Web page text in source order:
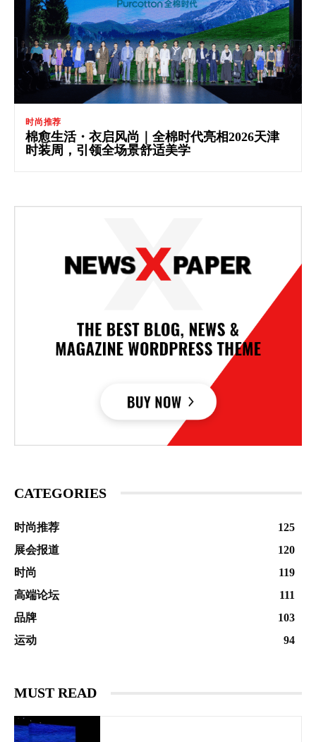
时尚推荐
棉愈生活・衣启风尚｜全棉时代亮相2026天津
时装周，引领全场景舒适美学
CATEGORIES
时尚推荐
125
展会报道
120
时尚
119
高端论坛
111
品牌
103
运动
94
MUST READ